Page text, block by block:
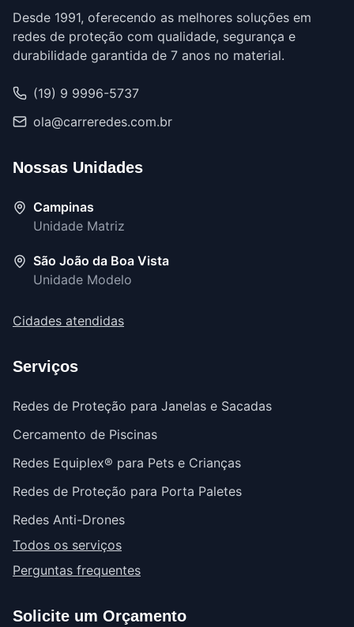
Desde 1991, oferecendo as melhores soluções em
redes de proteção com qualidade, segurança e
durabilidade garantida de 7 anos no material.
(19) 9 9996-5737
ola@carreredes.com.br
Nossas Unidades
Campinas
Unidade Matriz
São João da Boa Vista
Unidade Modelo
Cidades atendidas
Serviços
Redes de Proteção para Janelas e Sacadas
Cercamento de Piscinas
Redes Equiplex® para Pets e Crianças
Redes de Proteção para Porta Paletes
Redes Anti-Drones
Todos os serviços
Perguntas frequentes
Solicite um Orçamento